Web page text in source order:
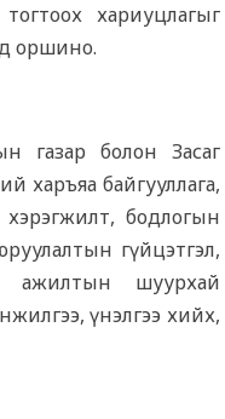
хариуцлагыг
оршино.
газар болон Засаг
харъяа байгууллага,
бодлогын
оруулалтын гүйцэтгэл,
ажилтын шуурхай
үнэлгээ хийх,